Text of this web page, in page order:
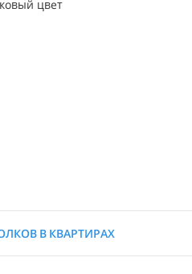
В КВАРТИРАХ